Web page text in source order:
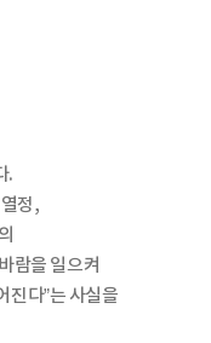
.
정,
람을 일으켜
진다”는 사실을